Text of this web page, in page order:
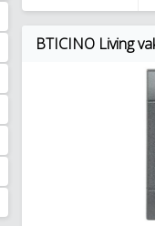
BTICINO Living